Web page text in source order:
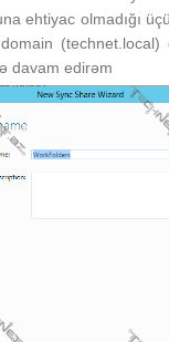
ehtiyac olmadığı
davam edirəm